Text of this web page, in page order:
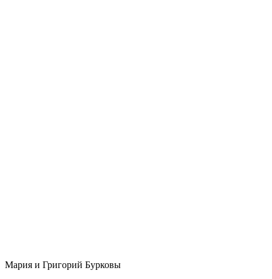
Мария и Григорий Бурковы